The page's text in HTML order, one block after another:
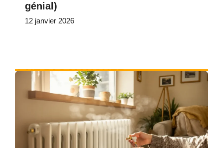
génial)
12 janvier 2026
A NE PAS MANQUER